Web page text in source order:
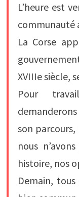
L’heure est
communauté
La Corse
XVIIIe siècle,
Pour
son parcours,
nous
histoire, nos
Demain,